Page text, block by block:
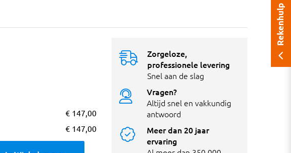
€ 147,00
€ 147,00
Zorgeloze,
professionele levering
Snel aan de slag
Vragen?
Altijd snel en vakkundig
antwoord
Meer dan 20 jaar
ervaring
Rekenhulp